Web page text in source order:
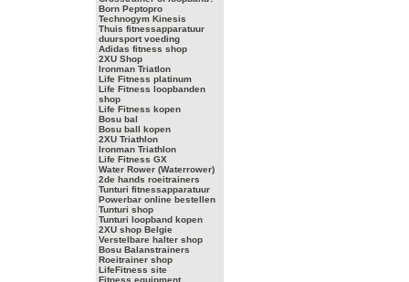
Born Peptopro
Technogym Kinesis
Thuis fitnessapparatuur
duursport voeding
Adidas fitness shop
2XU Shop
Ironman Triatlon
Life Fitness platinum
Life Fitness loopbanden
shop
Life Fitness kopen
Bosu bal
Bosu ball kopen
2XU Triathlon
Ironman Triathlon
Life Fitness GX
Water Rower (Waterrower)
2de hands roeitrainers
Tunturi fitnessapparatuur
Powerbar online bestellen
Tunturi shop
Tunturi loopband kopen
2XU shop Belgie
Verstelbare halter shop
Bosu Balanstrainers
Roeitrainer shop
LifeFitness site
Fitness equipment